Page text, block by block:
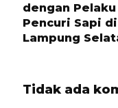
dengan Pelaku
Pencuri Sapi di
Lampung
Tidak ada